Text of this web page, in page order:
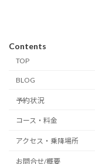
Contents
TOP
BLOG
予約状況
コース・料金
アクセス・乗降場所
お問合せ/概要